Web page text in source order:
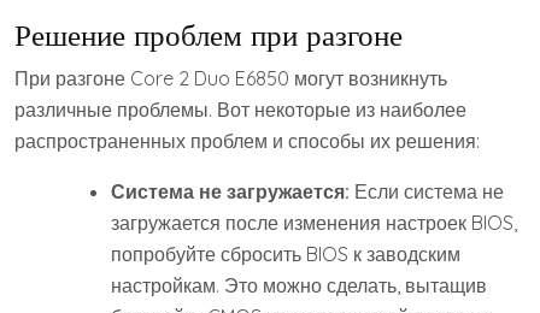
Решение проблем при разгоне
При разгоне Core 2 Duo E6850 могут возникнуть
различные проблемы. Вот некоторые из наиболее
распространенных проблем и способы их решения:
Система не загружается: Если система не
загружается после изменения настроек BIOS,
попробуйте сбросить BIOS к заводским
настройкам. Это можно сделать, вытащив